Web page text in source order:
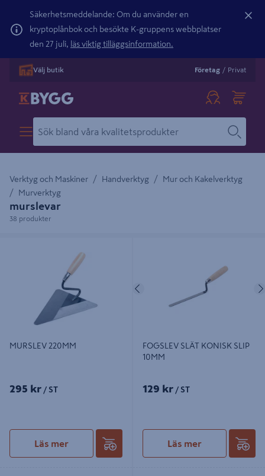
Säkerhetsmeddelande: Om du använder en
kryptoplånbok och besökte K-gruppens webbplatser
den 27 juli, läs viktig tilläggsinformation.
Välj butik Företag / Privat
Verktyg och Maskiner Handverktyg
Mur och Kakelverktyg
Murverktyg
murslevar
38 produkter
MURSLEV 220MM
295 kr / ST
Läs mer
FOGSLEV SLÄT KONISK SLIP
10MM
129 kr / ST
Läs mer